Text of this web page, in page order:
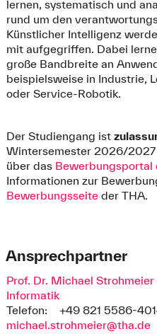
lernen, systematisch und
rund um den
Künstlicher Intelligenz
mit aufgegriffen. Dabei
große Bandbreite an
beispielsweise in Industrie,
oder Service-Robotik.
Der Studiengang ist
Wintersemester 2026/2027
über das Bewerbungsportal
Informationen zur
Bewerbungsseiteder THA.
Ansprechpartner
Prof. Dr. Michael Strohmeier
Informatik
Telefon:
+49 821 5586-
michael.strohmeier@tha.de